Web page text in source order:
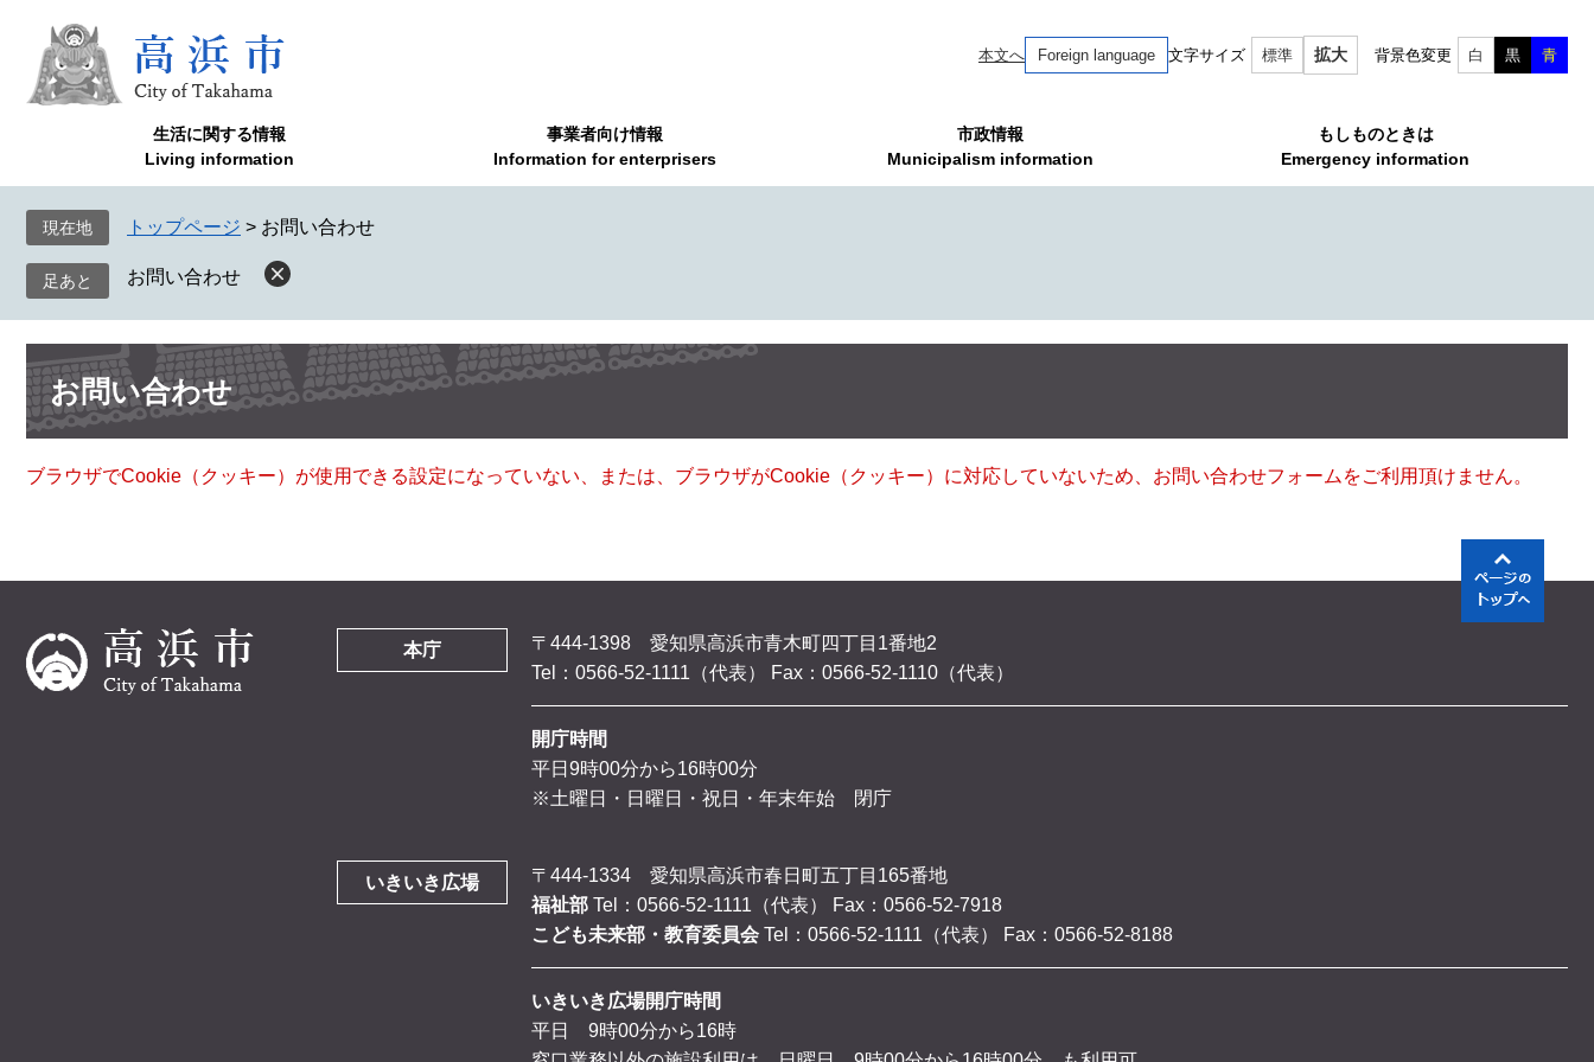
で
ば
へ
本文へ Foreign language 文字サイズ 標準 拡大 背景色変更 白 黒 青
生活に関する情報
Living information
事業者向け情報
Information for enterprisers
市政情報
Municipalism information
もしものときは
Emergency information
現在地 トップページ > お問い合わせ
お問い合わせ
本
文 お問い合わせ
ブラウザでCookie（クッキー）が使用できる設定になっていない、または、ブラウザがCookie（クッキー）に対応していないため、お問い合わせフォームをご利用頂けません。
本庁
〒444-1398 愛知県高浜市青木町四丁目1番地2
Tel：0566-52-1111（代表）
Fax：0566-52-1110（代表）
開庁時間
平日9時00分から16時00分
※土曜日・日曜日・祝日・年末年始 閉庁
いきいき広場
〒444-1334 愛知県高浜市春日町五丁目165番地
福祉部 Tel：0566-52-1111（代表）
Fax：0566-52-7918
こども未来部・教育委員会 Tel：0566-52-1111（代表） Fax：0566-52-8188
いきいき広場開庁時間
平日 9時00分から16時